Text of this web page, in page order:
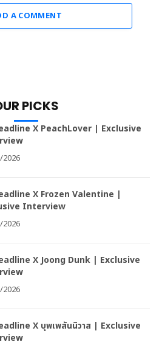
A COMMENT
PICKS
X PeachLover | Exclusive
X Frozen Valentine |
Interview
X Joong Dunk | Exclusive
X บุพเพสันนิวาส | Exclusive